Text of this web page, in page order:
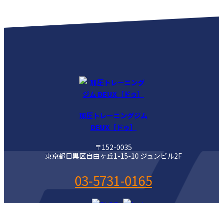
加圧トレーニングジム
DEUX［ドゥ］
〒152-0035
東京都目黒区自由ヶ丘1-15-10 ジュンビル2F
03-5731-0165